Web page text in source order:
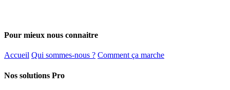
Pour mieux nous connaitre
Accueil Qui sommes-nous ? Comment ça marche
Nos solutions Pro